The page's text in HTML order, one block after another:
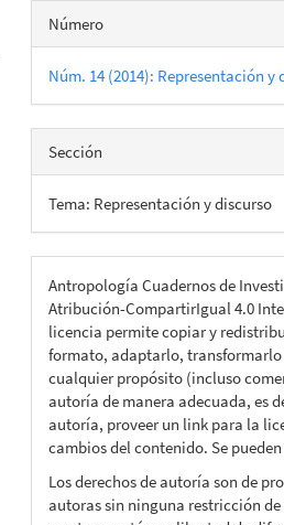
Número
Núm. 14 (2014): Representación y
Sección
Tema: Representación y discurso
Antropología Cuadernos de
Atribución-CompartirIgual 4.0
licencia permite copiar y
formato, adaptarlo,
cualquier propósito (incluso
autoría de manera adecuada, es
autoría, proveer un link para la
cambios del contenido. Se
Los derechos de autoría son de
autoras sin ninguna restricción